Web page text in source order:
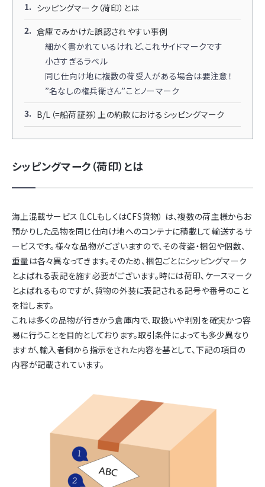
シッピングマーク（荷印）とは
倉庫でみかけた誤認されやすい事例
細かく書かれているけれど、これサイドマークです
小さすぎるラベル
同じ仕向け地に複数の荷受人がある場合は要注意！
”名なしの権兵衛さん”ことノーマーク
B/L（=船荷証券）上の約款におけるシッピングマーク
シッピングマーク（荷印）とは
海上混載サービス（LCLもしくはCFS貨物） は、複数の荷主様からお
預かりした品物を同じ仕向け地へのコンテナに積載して輸送するサ
ービスです。様々な品物がございますので、その荷姿・梱包や個数、
重量は各々異なってきます。そのため、梱包ごとにシッピングマーク
とよばれる表記を施す必要がございます。時には荷印、ケースマーク
とよばれるものですが、貨物の外装に表記される記号や番号のこと
を指します。
これは多くの品物が行きかう倉庫内で、取扱いや判別を確実かつ容
易に行うことを目的としております。取引条件によっても多少異なり
ますが、輸入者側から指示をされた内容を基として、下記の項目の
内容が記載されています。